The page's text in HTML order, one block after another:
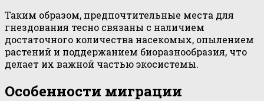
Таким образом, предпочтительные места для
гнездования тесно связаны с наличием
достаточного количества насекомых, опылением
растений и поддержанием биоразнообразия, что
делает их важной частью экосистемы.
Особенности миграции